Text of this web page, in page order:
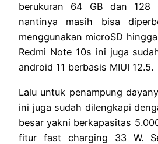
berukuran 64 GB dan 128
nantinya masih bisa
menggunakan microSD
Redmi Note 10s ini juga
android 11 berbasis MIUI 12.5.
Lalu untuk penampung
ini juga sudah dilengkapi
besar yakni berkapasitas
fitur fast charging 33 W.